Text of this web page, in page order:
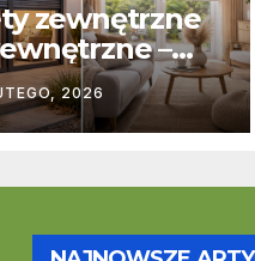
zewnętrzne
–
i
2026